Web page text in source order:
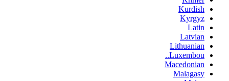
Kurdish
Kyrgyz
Latin
Latvian
Lithuanian
Luxembou..
Macedonian
Malagasy